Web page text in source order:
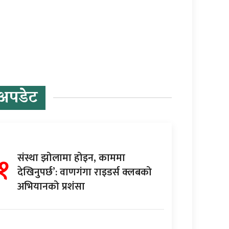
संस्था झोलामा होइन, काममा
देखिनुपर्छ’: वाणगंगा राइडर्स क्लबको
अभियानको प्रशंसा